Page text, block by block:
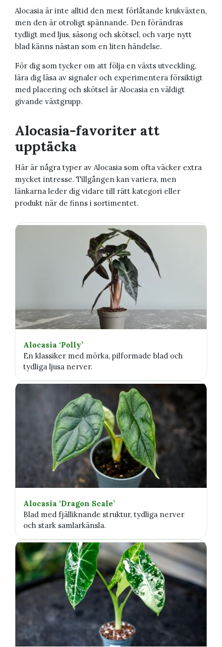
Alocasia är inte alltid den mest förlåtande krukväxten,
men den är otroligt spännande. Den förändras
tydligt med ljus, säsong och skötsel, och varje nytt
blad känns nästan som en liten händelse.
För dig som tycker om att följa en växts utveckling,
lära dig läsa av signaler och experimentera försiktigt
med placering och skötsel är Alocasia en väldigt
givande växtgrupp.
Alocasia-favoriter att
upptäcka
Här är några typer av Alocasia som ofta väcker extra
mycket intresse. Tillgången kan variera, men
länkarna leder dig vidare till rätt kategori eller
produkt när de finns i sortimentet.
Alocasia ‘Polly’
En klassiker med mörka, pilformade blad och
tydliga ljusa nerver.
Alocasia ‘Dragon Scale’
Blad med fjälliknande struktur, tydliga nerver
och stark samlarkänsla.